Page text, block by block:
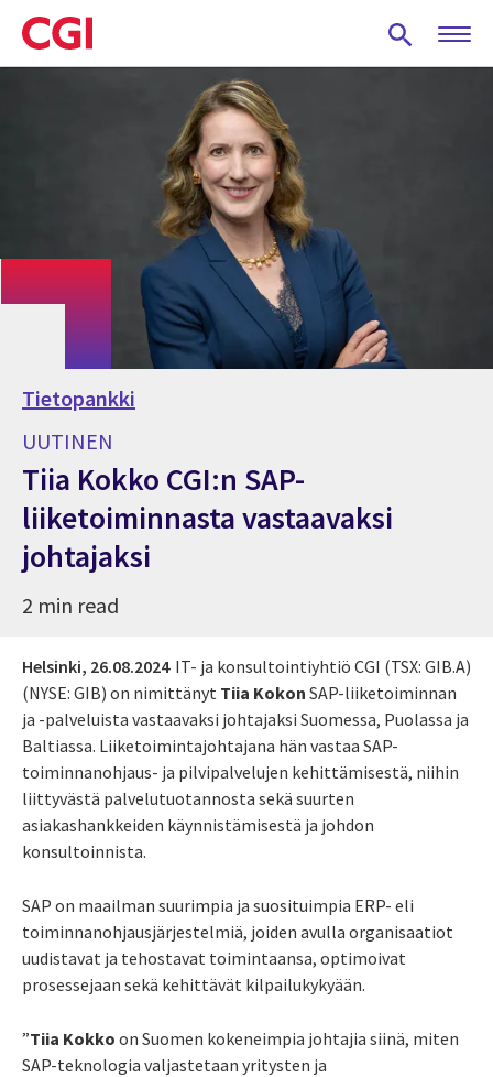
Skip
to
main
Tietopankki
UUTINEN
Tiia Kokko CGI:n SAP-
liiketoiminnasta vastaavaksi
johtajaksi
2 min read
Helsinki, 26.08.2024 IT- ja konsultointiyhtiö CGI (TSX: GIB.A)
(NYSE: GIB) on nimittänyt Tiia Kokon SAP-liiketoiminnan
ja -palveluista vastaavaksi johtajaksi Suomessa, Puolassa ja
Baltiassa. Liiketoimintajohtajana hän vastaa SAP-
toiminnanohjaus- ja pilvipalvelujen kehittämisestä, niihin
liittyvästä palvelutuotannosta sekä suurten
asiakashankkeiden käynnistämisestä ja johdon
konsultoinnista.
SAP on maailman suurimpia ja suosituimpia ERP- eli
toiminnanohjausjärjestelmiä, joiden avulla organisaatiot
uudistavat ja tehostavat toimintaansa, optimoivat
prosessejaan sekä kehittävät kilpailukykyään.
”Tiia Kokko on Suomen kokeneimpia johtajia siinä, miten
SAP-teknologia valjastetaan yritysten ja